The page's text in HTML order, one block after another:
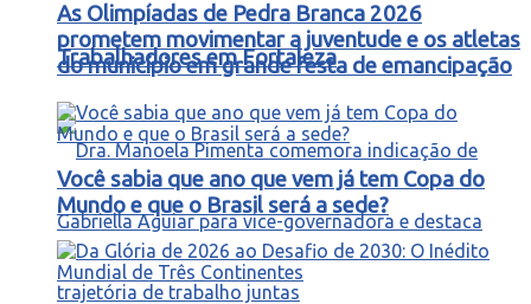
Trabalhadores em Fortaleza
As Olimpíadas de Pedra Branca 2026
prometem movimentar a juventude e os atletas
do município em grande festa de emancipação
Você sabia que ano que vem já tem Copa do
Mundo e que o Brasil será a sede?